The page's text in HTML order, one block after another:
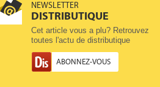
NEWSLETTER
DISTRIBUTIQUE
Cet article vous a plu? Retrouvez
toutes l'actu de distributique
ABONNEZ-VOUS